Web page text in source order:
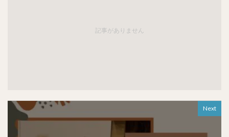
記事がありません
Next